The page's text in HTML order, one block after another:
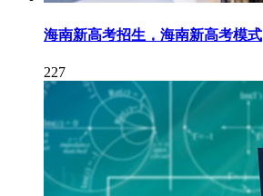
海南新高考招生，海南新高考模式
227